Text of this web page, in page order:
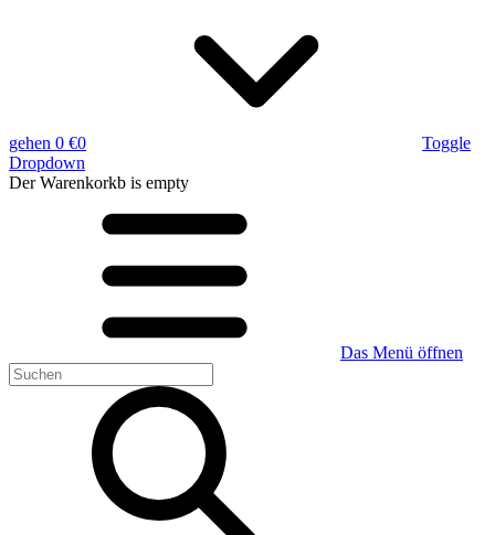
gehen 0 €0
Toggle
Dropdown
Der Warenkorkb is empty
Das Menü öffnen